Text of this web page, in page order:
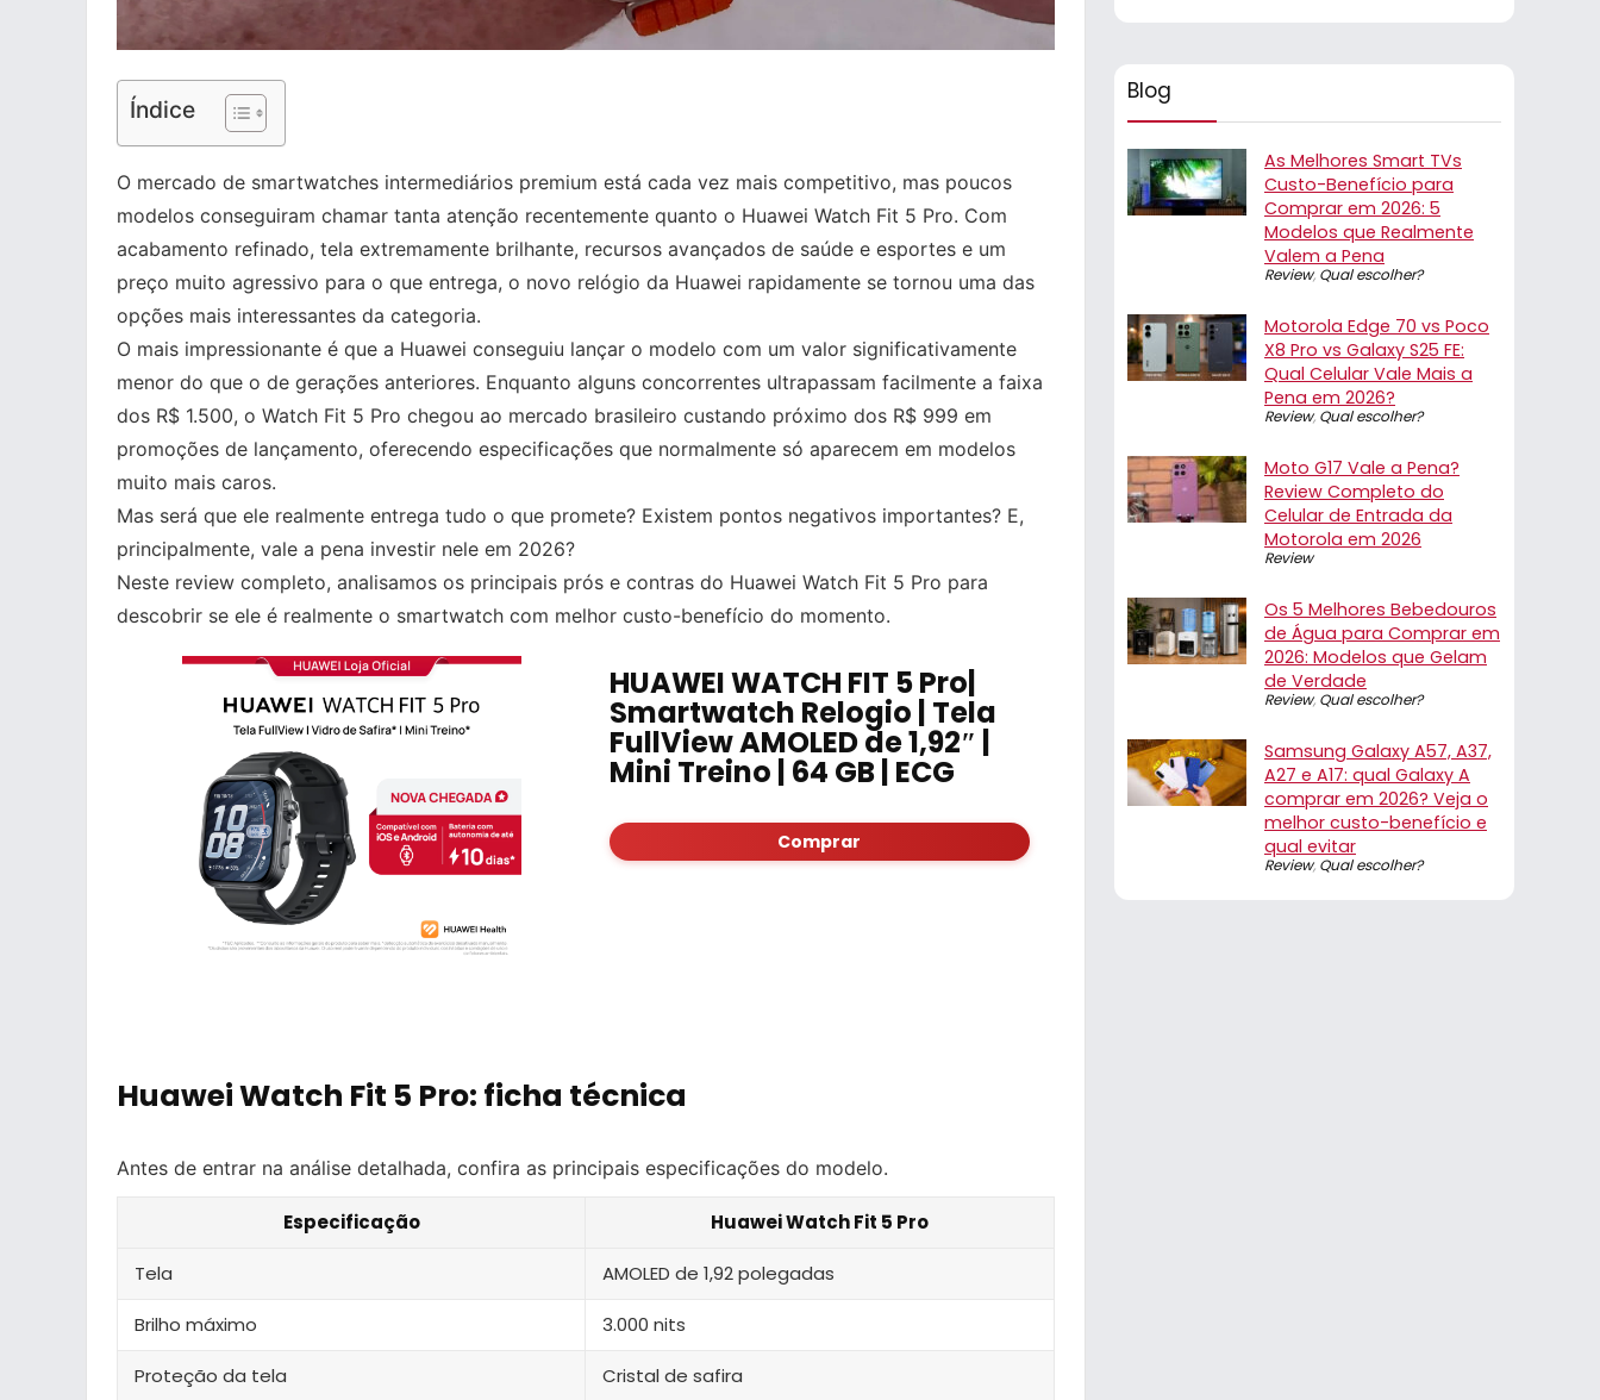
Índice
O mercado de smartwatches intermediários premium está cada vez mais competitivo, mas poucos
modelos conseguiram chamar tanta atenção recentemente quanto o Huawei Watch Fit 5 Pro. Com
acabamento refinado, tela extremamente brilhante, recursos avançados de saúde e esportes e um
preço muito agressivo para o que entrega, o novo relógio da Huawei rapidamente se tornou uma das
opções mais interessantes da categoria.
O mais impressionante é que a Huawei conseguiu lançar o modelo com um valor significativamente
menor do que o de gerações anteriores. Enquanto alguns concorrentes ultrapassam facilmente a faixa
dos R$ 1.500, o Watch Fit 5 Pro chegou ao mercado brasileiro custando próximo dos R$ 999 em
promoções de lançamento, oferecendo especificações que normalmente só aparecem em modelos
muito mais caros.
Mas será que ele realmente entrega tudo o que promete? Existem pontos negativos importantes? E,
principalmente, vale a pena investir nele em 2026?
Neste review completo, analisamos os principais prós e contras do Huawei Watch Fit 5 Pro para
descobrir se ele é realmente o smartwatch com melhor custo-benefício do momento.
HUAWEI WATCH FIT 5 Pro|
Smartwatch Relogio | Tela
FullView AMOLED de 1,92″ |
Mini Treino | 64 GB | ECG
Comprar
Huawei Watch Fit 5 Pro: ficha técnica
Antes de entrar na análise detalhada, confira as principais especificações do modelo.
Especificação Huawei Watch Fit 5 Pro
Tela AMOLED de 1,92 polegadas
Brilho máximo 3.000 nits
Proteção da tela Cristal de safira
Blog
As Melhores Smart TVs
Custo-Benefício para
Comprar em 2026: 5
Modelos que Realmente
Valem a Pena
Review, Qual escolher?
Motorola Edge 70 vs Poco
X8 Pro vs Galaxy S25 FE:
Qual Celular Vale Mais a
Pena em 2026?
Review, Qual escolher?
Moto G17 Vale a Pena?
Review Completo do
Celular de Entrada da
Motorola em 2026
Review
Os 5 Melhores Bebedouros
de Água para Comprar em
2026: Modelos que Gelam
de Verdade
Review, Qual escolher?
Samsung Galaxy A57, A37,
A27 e A17: qual Galaxy A
comprar em 2026? Veja o
melhor custo-benefício e
qual evitar
Review, Qual escolher?